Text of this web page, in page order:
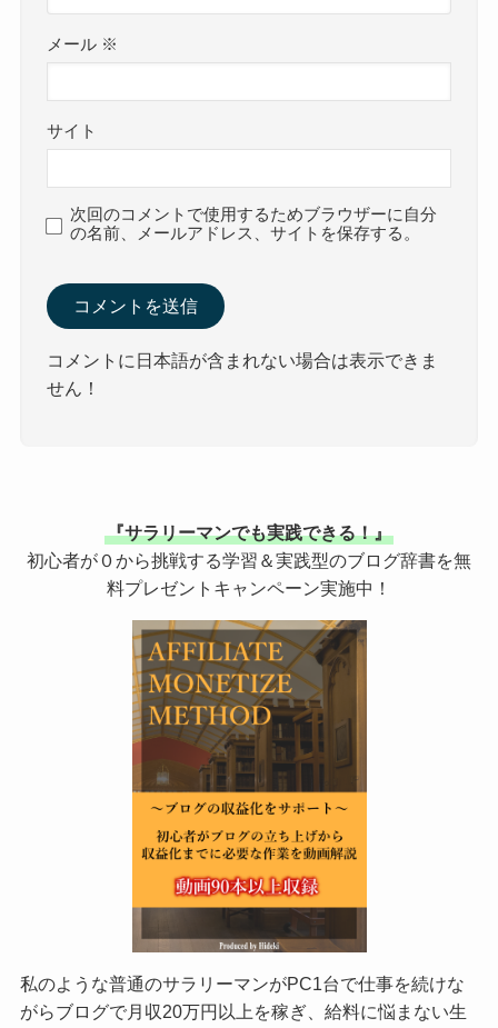
メール ※
サイト
次回のコメントで使用するためブラウザーに自分
の名前、メールアドレス、サイトを保存する。
コメントに日本語が含まれない場合は表示できま
せん！
『サラリーマンでも実践できる！』
初心者が０から挑戦する学習＆実践型のブログ辞書を無
料プレゼントキャンペーン実施中！
私のような普通のサラリーマンがPC1台で仕事を続けな
がらブログで月収20万円以上を稼ぎ、給料に悩まない生